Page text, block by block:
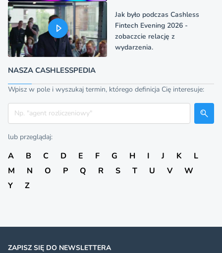
Jak było podczas Cashless
Fintech Evening 2026 -
zobaczcie relację z
wydarzenia.
NASZA CASHLESSPEDIA
Wpisz w pole i wyszukaj termin, którego definicja Cię interesuje:
Szukaj
lub przeglądaj:
A B C D E F G H I J K
L
M
N O P Q R S T U V
W
Y
Z
ZAPISZ SIĘ DO NEWSLETTERA